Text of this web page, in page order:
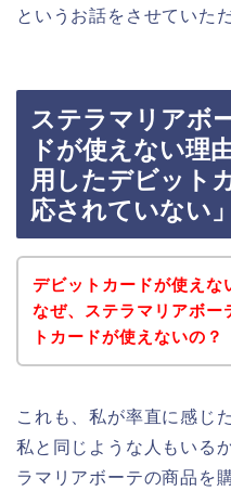
というお話をさせていた
ステラマリアボ
ドが使えない理
用したデビット
応されていない」
デビットカードが使えな
なぜ、ステラマリアボー
トカードが使えないの？
これも、私が率直に感じ
私と同じような人もいる
ラマリアボーテの商品を